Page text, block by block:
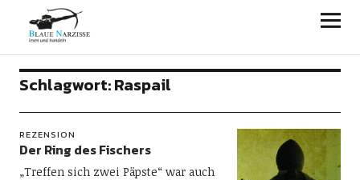
Blaue Narzisse
Schlagwort:Raspail
REZENSION
Der Ring des Fischers
„Treffen sich zwei Päpste“ war auch